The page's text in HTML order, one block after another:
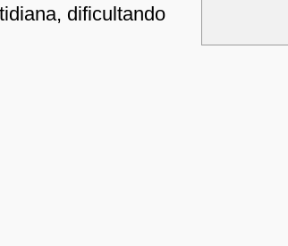
dificultando